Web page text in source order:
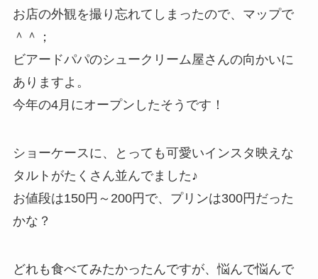
お店の外観を撮り忘れてしまったので、マップで
＾＾；
ビアードパパのシュークリーム屋さんの向かいに
ありますよ。
今年の4月にオープンしたそうです！
ショーケースに、とっても可愛いインスタ映えな
タルトがたくさん並んでました♪
お値段は150円～200円で、プリンは300円だった
かな？
どれも食べてみたかったんですが、悩んで悩んで